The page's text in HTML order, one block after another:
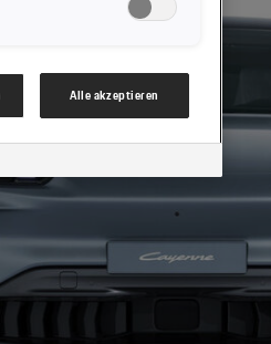
Link auf unsere Website
Alle akzeptieren